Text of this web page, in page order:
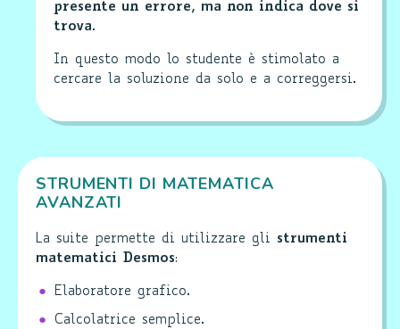
presente un errore, ma non indica dove si
trova.
In questo modo lo studente è stimolato a
cercare la soluzione da solo e a correggersi.
STRUMENTI DI MATEMATICA
AVANZATI
La suite permette di utilizzare gli strumenti
matematici Desmos:
Elaboratore grafico.
Calcolatrice semplice.